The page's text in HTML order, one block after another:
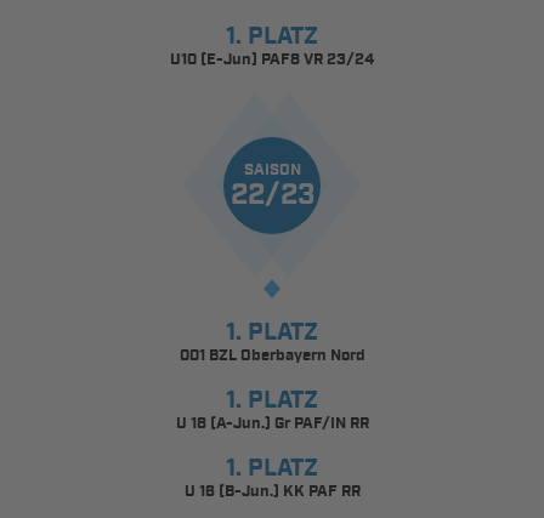
1. PLATZ
U10 (E-Jun) PAF8 VR 23/24
SAISON
22/23
1. PLATZ
001 BZL Oberbayern Nord
1. PLATZ
U 18 (A-Jun.) Gr PAF/IN RR
1. PLATZ
U 16 (B-Jun.) KK PAF RR